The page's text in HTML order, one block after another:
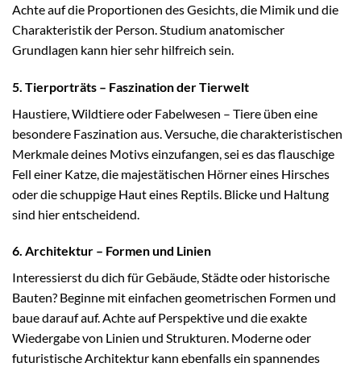
Achte auf die Proportionen des Gesichts, die Mimik und die
Charakteristik der Person. Studium anatomischer
Grundlagen kann hier sehr hilfreich sein.
5. Tierporträts – Faszination der Tierwelt
Haustiere, Wildtiere oder Fabelwesen – Tiere üben eine
besondere Faszination aus. Versuche, die charakteristischen
Merkmale deines Motivs einzufangen, sei es das flauschige
Fell einer Katze, die majestätischen Hörner eines Hirsches
oder die schuppige Haut eines Reptils. Blicke und Haltung
sind hier entscheidend.
6. Architektur – Formen und Linien
Interessierst du dich für Gebäude, Städte oder historische
Bauten? Beginne mit einfachen geometrischen Formen und
baue darauf auf. Achte auf Perspektive und die exakte
Wiedergabe von Linien und Strukturen. Moderne oder
futuristische Architektur kann ebenfalls ein spannendes